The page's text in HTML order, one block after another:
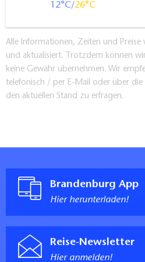
selbstständig bedient
jederzeit hilfreich zur
stufenloser Zugang zu
erfolgt.
Alternativ kann nach
hinteren Notausgang zum
Rezeptionscounter oder -
der Kommunikation im Sitzen
Kommentar:
Aufzug
Zugang stufenlos
12 26
Alle Informationen, Zeiten und
und aktualisiert. Trotzdem können
keine Gewähr übernehmen. Wir
telefonisch / per E-Mail oder über die
den aktuellen Stand zu erfragen.
Brandenburg App
Hier herunterladen!
Reise-Newsletter
Hier anmelden!